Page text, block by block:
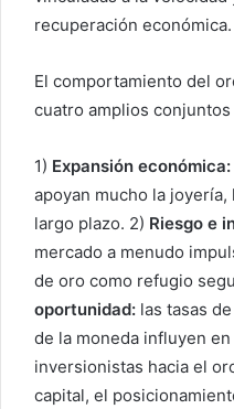
recuperación económica.
El comportamiento del
cuatro amplios
1) Expansión económica:
apoyan mucho la
largo plazo. 2) Riesgo e
mercado a menudo
de oro como refugio
oportunidad: las tasas
de la moneda influyen
inversionistas hacia el
capital, el